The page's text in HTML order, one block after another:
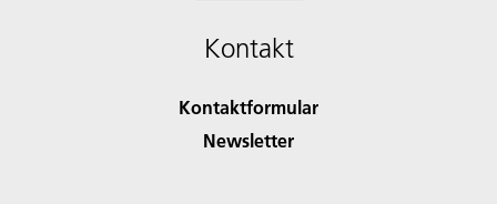
Kontakt
Kontaktformular
Newsletter